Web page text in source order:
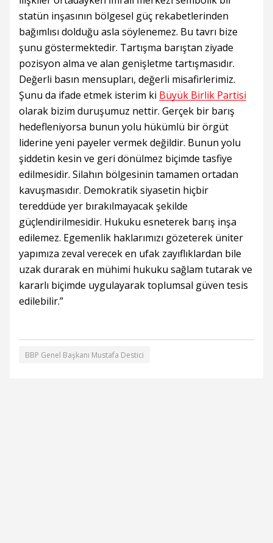
statün inşasının bölgesel güç rekabetlerinden
bağımlısı dolduğu asla söylenemez. Bu tavrı bize
şunu göstermektedir. Tartışma barıştan ziyade
pozisyon alma ve alan genişletme tartışmasıdır.
Değerli basın mensupları, değerli misafirlerimiz.
Şunu da ifade etmek isterim ki Büyük Birlik Partisi
olarak bizim duruşumuz nettir. Gerçek bir barış
hedefleniyorsa bunun yolu hükümlü bir örgüt
liderine yeni payeler vermek değildir. Bunun yolu
şiddetin kesin ve geri dönülmez biçimde tasfiye
edilmesidir. Silahın bölgesinin tamamen ortadan
kavuşmasıdır. Demokratik siyasetin hiçbir
tereddüde yer bırakılmayacak şekilde
güçlendirilmesidir. Hukuku esneterek barış inşa
edilemez. Egemenlik haklarımızı gözeterek üniter
yapımıza zeval verecek en ufak zayıflıklardan bile
uzak durarak en mühimi hukuku sağlam tutarak ve
kararlı biçimde uygulayarak toplumsal güven tesis
edilebilir.”
BBP Genel Başkanı Mustafa Destici